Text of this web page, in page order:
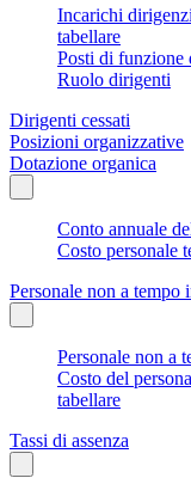
Incarichi
tabellare
Posti di funzione
Ruolo dirigenti
Dirigenti cessati
Posizioni organizzative
Dotazione organica
Conto annuale
Costo personale
Personale non a tempo
Personale non a
Costo del
tabellare
Tassi di assenza